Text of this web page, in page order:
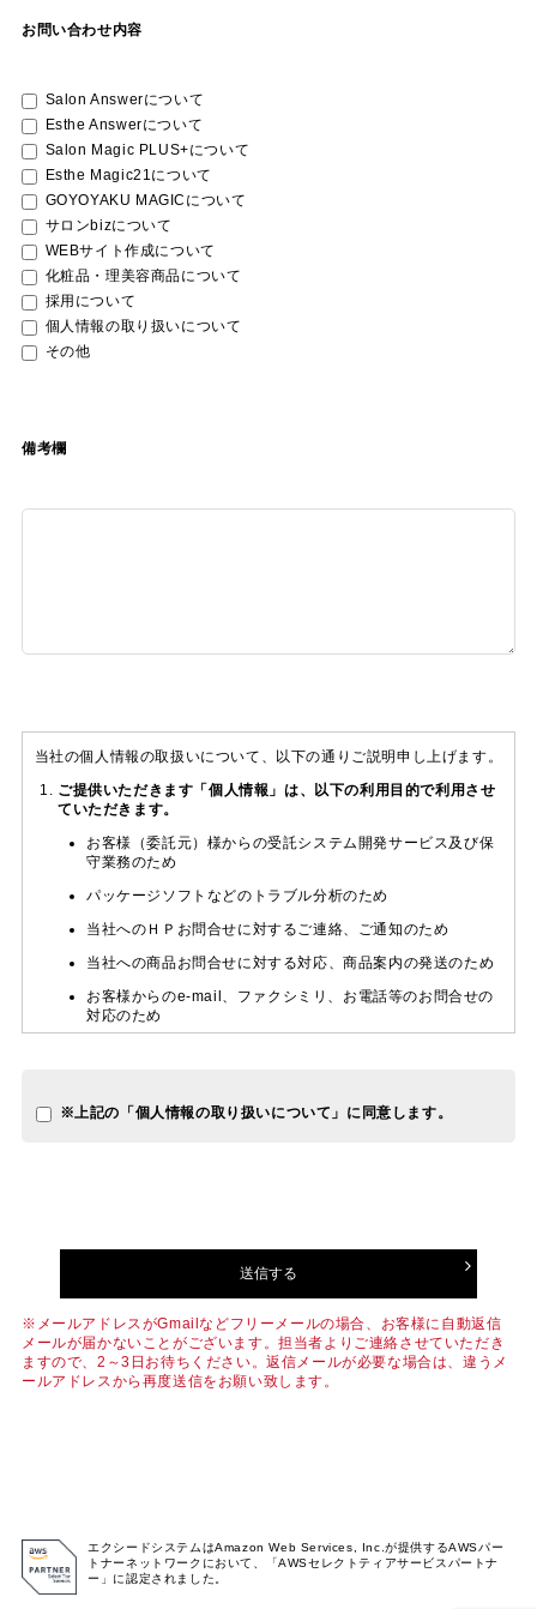
お問い合わせ内容
Salon Answerについて
Esthe Answerについて
Salon Magic PLUS+について
Esthe Magic21について
GOYOYAKU MAGICについて
サロンbizについて
WEBサイト作成について
化粧品・理美容商品について
採用について
個人情報の取り扱いについて
その他
備考欄
当社の個人情報の取扱いについて、以下の通りご説明申し上げます。
ご提供いただきます「個人情報」は、以下の利用目的で利用させ
ていただきます。
お客様（委託元）様からの受託システム開発サービス及び保
守業務のため
パッケージソフトなどのトラブル分析のため
当社へのＨＰお問合せに対するご連絡、ご通知のため
当社への商品お問合せに対する対応、商品案内の発送のため
お客様からのe-mail、ファクシミリ、お電話等のお問合せの
対応のため
管理のため
明示し、 その目的範囲内に限定して利用し、その利用目的以外
ご提供いただきます個人情報の範囲
住所、氏名、お電話番号、屋号、会社名、e-mailアドレス、その
他、開発案件毎の利用目的範囲内の個人情報といたします。
まして、 ご請求者ご本人及び代理人の方のご本人確認をさせ
て頂きます。
※上記の「個人情報の取り扱いについて」に同意します。
※メールアドレスがGmailなどフリーメールの場合、お客様に自動返信
メールが届かないことがございます。担当者よりご連絡させていただき
ますので、2～3日お待ちください。返信メールが必要な場合は、違うメ
ールアドレスから再度送信をお願い致します。
エクシードシステムはAmazon Web Services, Inc.が提供するAWSパー
トナーネットワークにおいて、「AWSセレクトティアサービスパートナ
ー」に認定されました。